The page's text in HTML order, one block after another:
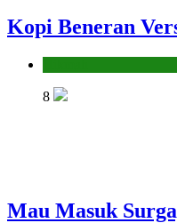
Kopi Beneran
8
Mau Masuk